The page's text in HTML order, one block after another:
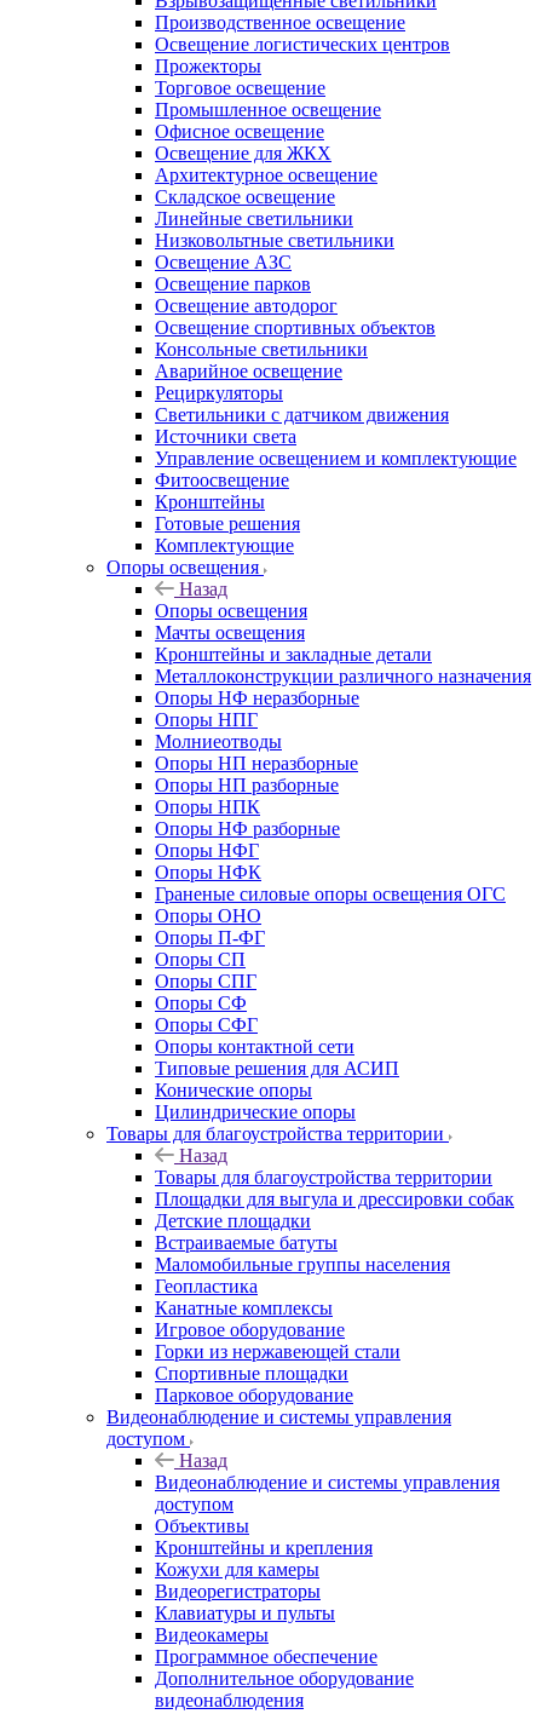
Производственное освещение
Освещение логистических центров
Прожекторы
Торговое освещение
Промышленное освещение
Офисное освещение
Освещение для ЖКХ
Архитектурное освещение
Складское освещение
Линейные светильники
Низковольтные светильники
Освещение АЗС
Освещение парков
Освещение автодорог
Освещение спортивных объектов
Консольные светильники
Аварийное освещение
Рециркуляторы
Светильники с датчиком движения
Источники света
Управление освещением и комплектующие
Фитоосвещение
Кронштейны
Готовые решения
Комплектующие
Опоры освещения
Назад
Опоры освещения
Мачты освещения
Кронштейны и закладные детали
Металлоконструкции различного назначения
Опоры НФ неразборные
Опоры НПГ
Молниеотводы
Опоры НП неразборные
Опоры НП разборные
Опоры НПК
Опоры НФ разборные
Опоры НФГ
Опоры НФК
Граненые силовые опоры освещения ОГС
Опоры ОНО
Опоры П-ФГ
Опоры СП
Опоры СПГ
Опоры СФ
Опоры СФГ
Опоры контактной сети
Типовые решения для АСИП
Конические опоры
Цилиндрические опоры
Товары для благоустройства территории
Назад
Товары для благоустройства территории
Площадки для выгула и дрессировки собак
Детские площадки
Встраиваемые батуты
Маломобильные группы населения
Геопластика
Канатные комплексы
Игровое оборудование
Горки из нержавеющей стали
Спортивные площадки
Парковое оборудование
Видеонаблюдение и системы управления
доступом
Назад
Видеонаблюдение и системы управления
доступом
Объективы
Кронштейны и крепления
Кожухи для камеры
Видеорегистраторы
Клавиатуры и пульты
Видеокамеры
Программное обеспечение
Дополнительное оборудование
видеонаблюдения